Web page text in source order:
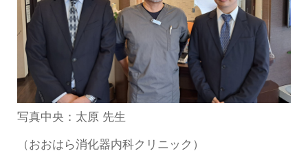
写真中央：太原 先生
（おおはら消化器内科クリニック）